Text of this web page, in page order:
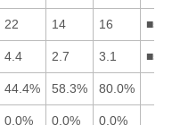
22 14 16
4.4 2.7 3.1
44.4% 58.3% 80.0%
0.0% 0.0% 0.0%